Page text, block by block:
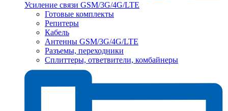
Усиление связи GSM/3G/4G/LTE
Готовые комплекты
Репитеры
Кабель
Антенны GSM/3G/4G/LTE
Разъемы, переходники
Сплиттеры, ответвители, комбайнеры